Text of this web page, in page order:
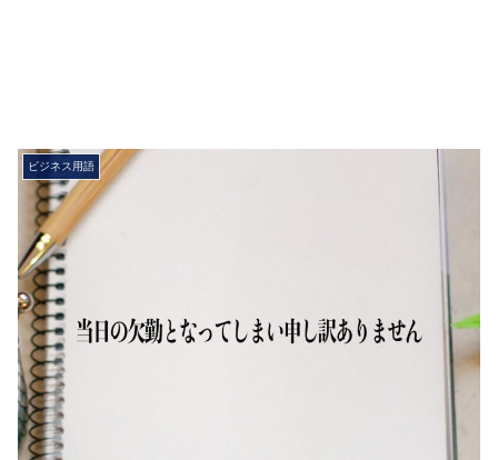
ビジネス用語